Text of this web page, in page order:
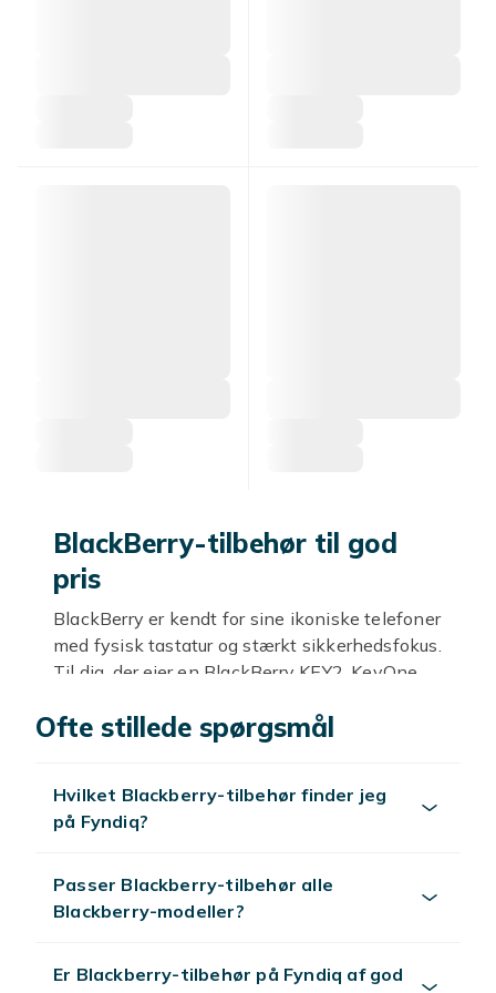
BlackBerry-tilbehør til god
pris
BlackBerry er kendt for sine ikoniske telefoner
med fysisk tastatur og stærkt sikkerhedsfokus.
Til dig, der ejer en BlackBerry KEY2, KeyOne,
et bredt udvalg af tilbehør til at holde enheden
til konkurrencedygtige priser.
BlackBerry
Et godt cover beskytter din BlackBerry mod
et hårdt cover i plast eller TPU-materiale, der
Ofte stillede spørgsmål
Hvilket Blackberry-tilbehør finder jeg
på Fyndiq?
Passer Blackberry-tilbehør alle
Blackberry-modeller?
Er Blackberry-tilbehør på Fyndiq af god